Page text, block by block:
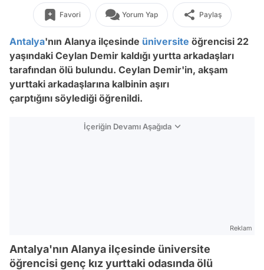
Favori Yorum Yap Paylaş
Antalya'nın Alanya ilçesinde üniversite öğrencisi 22
yaşındaki Ceylan Demir kaldığı yurtta arkadaşları
tarafından ölü bulundu. Ceylan Demir'in, akşam
yurttaki arkadaşlarına kalbinin aşırı
çarptığını söylediği öğrenildi.
İçeriğin Devamı Aşağıda
Reklam
Antalya'nın Alanya ilçesinde üniversite
öğrencisi genç kız yurttaki odasında ölü